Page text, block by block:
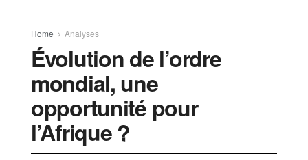
Home Analyses
Évolution de l’ordre
mondial, une
opportunité pour
l’Afrique ?